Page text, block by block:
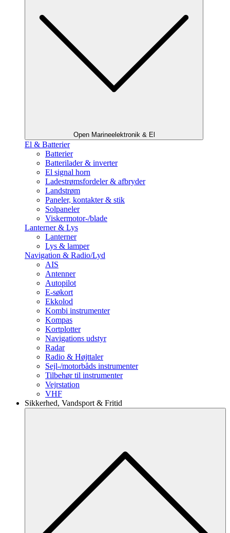
Open Marineelektronik & El
El & Batterier
Batterier
Batterilader & inverter
El signal horn
Ladestrømsfordeler & afbryder
Landstrøm
Paneler, kontakter & stik
Solpaneler
Viskermotor-/blade
Lanterner & Lys
Lanterner
Lys & lamper
Navigation & Radio/Lyd
AIS
Antenner
Autopilot
E-søkort
Ekkolod
Kombi instrumenter
Kompas
Kortplotter
Navigations udstyr
Radar
Radio & Højttaler
Sejl-/motorbåds instrumenter
Tilbehør til instrumenter
Vejrstation
VHF
Sikkerhed, Vandsport & Fritid